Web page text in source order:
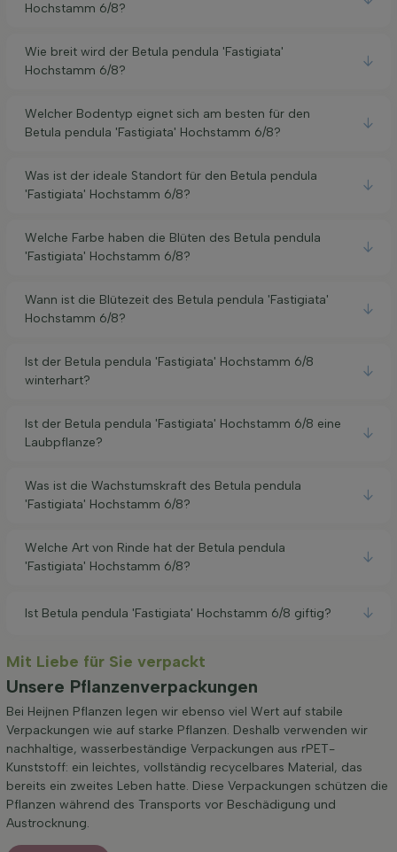
Hochstamm 6/8?
Wie breit wird der Betula pendula 'Fastigiata'
Hochstamm 6/8?
Welcher Bodentyp eignet sich am besten für den
Betula pendula 'Fastigiata' Hochstamm 6/8?
Was ist der ideale Standort für den Betula pendula
'Fastigiata' Hochstamm 6/8?
Welche Farbe haben die Blüten des Betula pendula
'Fastigiata' Hochstamm 6/8?
Wann ist die Blütezeit des Betula pendula 'Fastigiata'
Hochstamm 6/8?
Ist der Betula pendula 'Fastigiata' Hochstamm 6/8
winterhart?
Ist der Betula pendula 'Fastigiata' Hochstamm 6/8 eine
Laubpflanze?
Was ist die Wachstumskraft des Betula pendula
'Fastigiata' Hochstamm 6/8?
Welche Art von Rinde hat der Betula pendula
'Fastigiata' Hochstamm 6/8?
Ist Betula pendula 'Fastigiata' Hochstamm 6/8 giftig?
Mit Liebe für Sie verpackt
Unsere Pflanzenverpackungen
Bei Heijnen Pflanzen legen wir ebenso viel Wert auf stabile
Verpackungen wie auf starke Pflanzen. Deshalb verwenden wir
nachhaltige, wasserbeständige Verpackungen aus rPET-
Kunststoff: ein leichtes, vollständig recycelbares Material, das
bereits ein zweites Leben hatte. Diese Verpackungen schützen die
Pflanzen während des Transports vor Beschädigung und
Austrocknung.